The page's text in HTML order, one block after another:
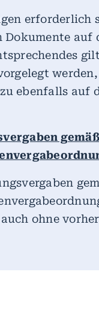
erforderlich
auf
ebenfalls auf
gemäß
ohne